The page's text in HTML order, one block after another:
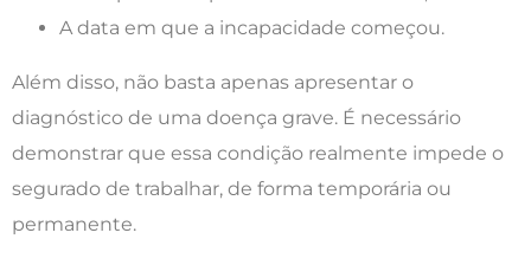
A data em que a incapacidade começou.
Além disso, não basta apenas apresentar o
diagnóstico de uma doença grave. É necessário
demonstrar que essa condição realmente impede o
segurado de trabalhar, de forma temporária ou
permanente.